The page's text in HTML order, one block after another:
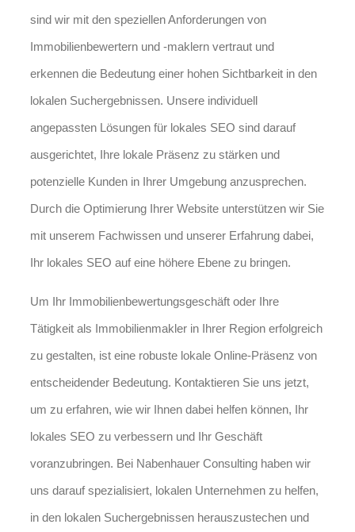
sind wir mit den speziellen Anforderungen von
Immobilienbewertern und -maklern vertraut und
erkennen die Bedeutung einer hohen Sichtbarkeit in den
lokalen Suchergebnissen. Unsere individuell
angepassten Lösungen für lokales SEO sind darauf
ausgerichtet, Ihre lokale Präsenz zu stärken und
potenzielle Kunden in Ihrer Umgebung anzusprechen.
Durch die Optimierung Ihrer Website unterstützen wir Sie
mit unserem Fachwissen und unserer Erfahrung dabei,
Ihr lokales SEO auf eine höhere Ebene zu bringen.
Um Ihr Immobilienbewertungsgeschäft oder Ihre
Tätigkeit als Immobilienmakler in Ihrer Region erfolgreich
zu gestalten, ist eine robuste lokale Online-Präsenz von
entscheidender Bedeutung. Kontaktieren Sie uns jetzt,
um zu erfahren, wie wir Ihnen dabei helfen können, Ihr
lokales SEO zu verbessern und Ihr Geschäft
voranzubringen. Bei Nabenhauer Consulting haben wir
uns darauf spezialisiert, lokalen Unternehmen zu helfen,
in den lokalen Suchergebnissen herauszustechen und